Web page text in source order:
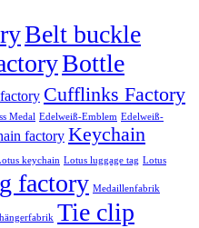
Belt buckle
Bottle
Cufflinks Factory
Medal Edelweiß-Emblem Edelweiß-
factory Keychain
keychain Lotus luggage tag Lotus
factory Medaillenfabrik
Tie clip